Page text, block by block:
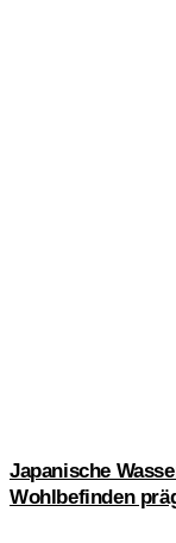
Japanische
Wohlbefinden